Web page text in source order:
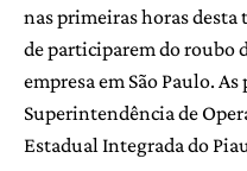
nas primeiras horas desta
de participarem do roubo
empresa em São Paulo.
Superintendência de
Estadual Integrada do